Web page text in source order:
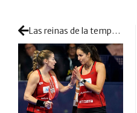
Las reinas de la temporada: así gestaron Salazar y Triay su corona de Maestras y su número 1